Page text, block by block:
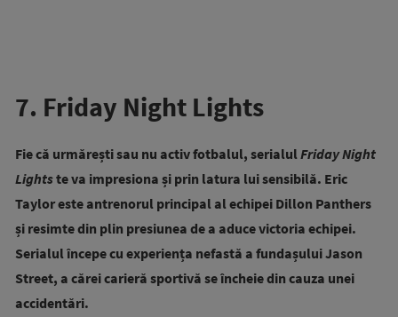
7. Friday Night Lights
Fie că urmărești sau nu activ fotbalul, serialulFriday Night
Lightste va impresiona și prin latura lui sensibilă. Eric
Taylor este antrenorul principal al echipei Dillon Panthers
și resimte din plin presiunea de a aduce victoria echipei.
Serialul începe cu experiența nefastă a fundașului Jason
Street, a cărei carieră sportivă se încheie din cauza unei
accidentări.